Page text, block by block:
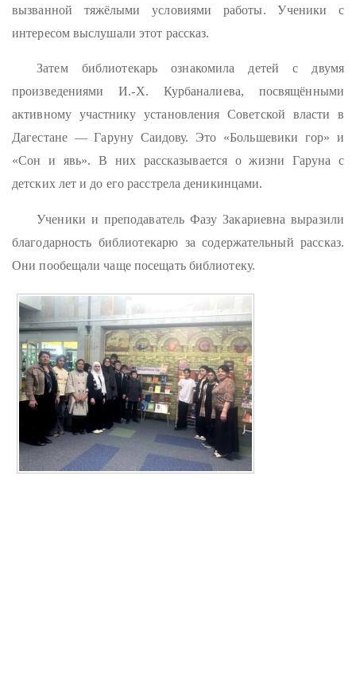
вызванной тяжёлыми условиями работы. Ученики с
интересом выслушали этот рассказ.
Затем библиотекарь ознакомила детей с двумя
произведениями И.-Х. Курбаналиева, посвящёнными
активному участнику установления Советской власти в
Дагестане — Гаруну Саидову. Это «Большевики гор» и
«Сон и явь». В них рассказывается о жизни Гаруна с
детских лет и до его расстрела деникинцами.
Ученики и преподаватель Фазу Закариевна выразили
благодарность библиотекарю за содержательный рассказ.
Они пообещали чаще посещать библиотеку.